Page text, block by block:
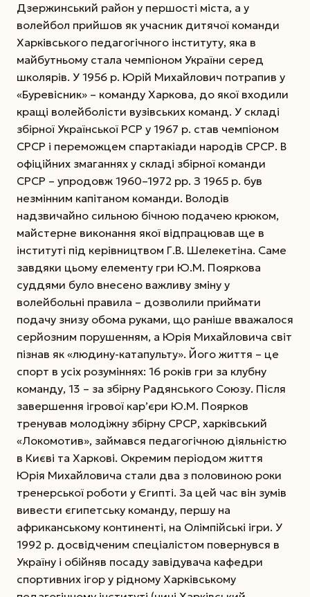
Дзержинський район у першості міста, а у
волейбол прийшов як учасник дитячої команди
Харківського педагогічного інституту, яка в
майбутньому стала чемпіоном України серед
школярів. У 1956 р. Юрій Михайлович потрапив у
«Буревісник» – команду Харкова, до якої входили
кращі волейболісти вузівських команд. У складі
збірної Української РСР у 1967 р. став чемпіоном
СРСР і переможцем спартакіади народів СРСР. В
офіційних змаганнях у складі збірної команди
СРСР – упродовж 1960–1972 рр. З 1965 р. був
незмінним капітаном команди. Володів
надзвичайно сильною бічною подачею крюком,
майстерне виконання якої відпрацював ще в
інституті під керівництвом Г.В. Шелекетіна. Саме
завдяки цьому елементу гри Ю.М. Пояркова
суддями було внесено важливу зміну у
волейбольні правила – дозволили приймати
подачу знизу обома руками, що раніше вважалося
серйозним порушенням, а Юрія Михайловича світ
пізнав як «людину-катапульту». Його життя – це
спорт в усіх розуміннях: 16 років гри за клубну
команду, 13 – за збірну Радянського Союзу. Після
завершення ігрової кар’єри Ю.М. Поярков
тренував молодіжну збірну СРСР, харківський
«Локомотив», займався педагогічною діяльністю
в Києві та Харкові. Окремим періодом життя
Юрія Михайловича стали два з половиною роки
тренерської роботи у Єгипті. За цей час він зумів
вивести єгипетську команду, першу на
африканському континенті, на Олімпійські ігри. У
1992 р. досвідченим спеціалістом повернувся в
Україну і обійняв посаду завідувача кафедри
спортивних ігор у рідному Харківському